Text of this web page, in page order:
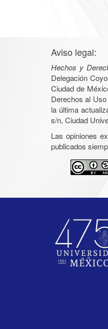
Aviso legal:
Hechos y
Delegación
Ciudad de
Derechos al
la última
s/n, Ciudad
Las opiniones
publicados